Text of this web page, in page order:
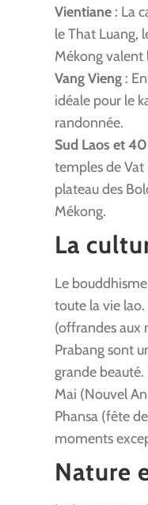
Vientiane: La
le That Luang,
Mékong valent
Vang Vieng:
idéale pour le
randonnée.
Sud Laos et
temples de Vat
plateau des
Mékong.
La
Le
toute la vie
(offrandes aux
Prabang sont
grande
Mai (Nouvel
Phansa (fête
moments
Nature